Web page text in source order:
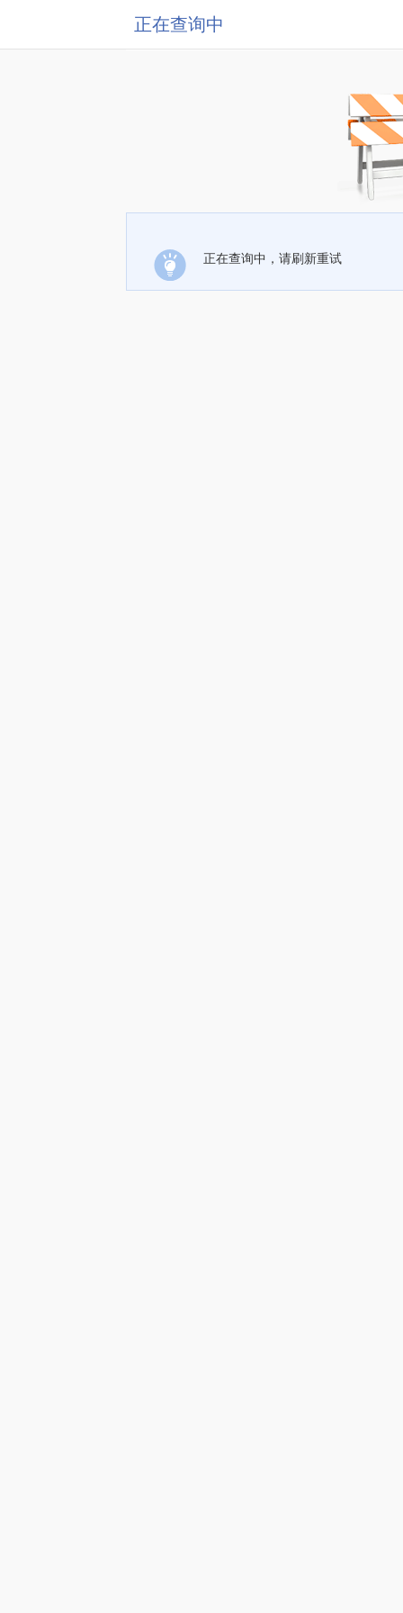
正在查询中
正在查询中，请刷新重试